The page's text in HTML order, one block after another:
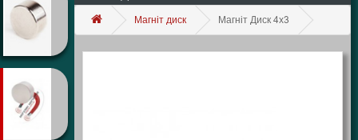
Магніт диск
Магніт Диск 4х3